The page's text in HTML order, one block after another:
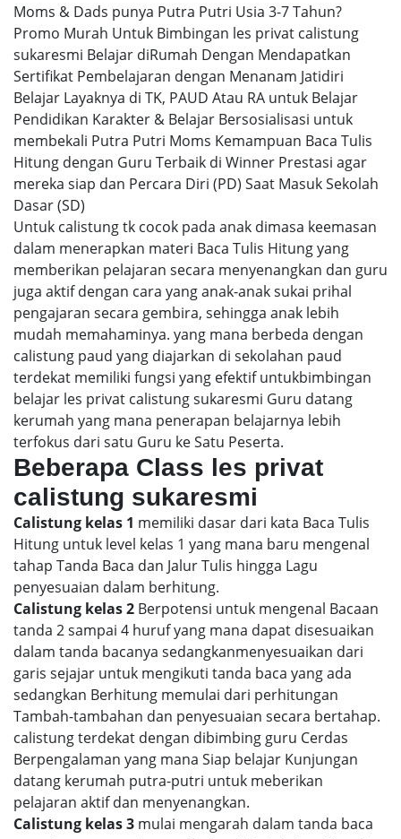
Moms & Dads punya Putra Putri Usia 3-7 Tahun?
Promo Murah Untuk Bimbingan les privat calistung
sukaresmi Belajar diRumah Dengan Mendapatkan
Sertifikat Pembelajaran dengan Menanam Jatidiri
Belajar Layaknya di TK, PAUD Atau RA untuk Belajar
Pendidikan Karakter & Belajar Bersosialisasi untuk
membekali Putra Putri Moms Kemampuan Baca Tulis
Hitung dengan Guru Terbaik di Winner Prestasi agar
mereka siap dan Percara Diri (PD) Saat Masuk Sekolah
Dasar (SD)
Untuk calistung tk cocok pada anak dimasa keemasan
dalam menerapkan materi Baca Tulis Hitung yang
memberikan pelajaran secara menyenangkan dan guru
juga aktif dengan cara yang anak-anak sukai prihal
pengajaran secara gembira, sehingga anak lebih
mudah memahaminya. yang mana berbeda dengan
calistung paud yang diajarkan di sekolahan paud
terdekat memiliki fungsi yang efektif untukbimbingan
belajar les privat calistung sukaresmi Guru datang
kerumah yang mana penerapan belajarnya lebih
terfokus dari satu Guru ke Satu Peserta.
Beberapa Class les privat
calistung sukaresmi
Calistung kelas 1 memiliki dasar dari kata Baca Tulis
Hitung untuk level kelas 1 yang mana baru mengenal
tahap Tanda Baca dan Jalur Tulis hingga Lagu
penyesuaian dalam berhitung.
Calistung kelas 2 Berpotensi untuk mengenal Bacaan
tanda 2 sampai 4 huruf yang mana dapat disesuaikan
dalam tanda bacanya sedangkanmenyesuaikan dari
garis sejajar untuk mengikuti tanda baca yang ada
sedangkan Berhitung memulai dari perhitungan
Tambah-tambahan dan penyesuaian secara bertahap.
calistung terdekat dengan dibimbing guru Cerdas
Berpengalaman yang mana Siap belajar Kunjungan
datang kerumah putra-putri untuk meberikan
pelajaran aktif dan menyenangkan.
Calistung kelas 3 mulai mengarah dalam tanda baca